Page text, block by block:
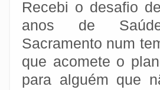
Recebi o desafio
anos de
Sacramento num
que acomete o
para alguém que